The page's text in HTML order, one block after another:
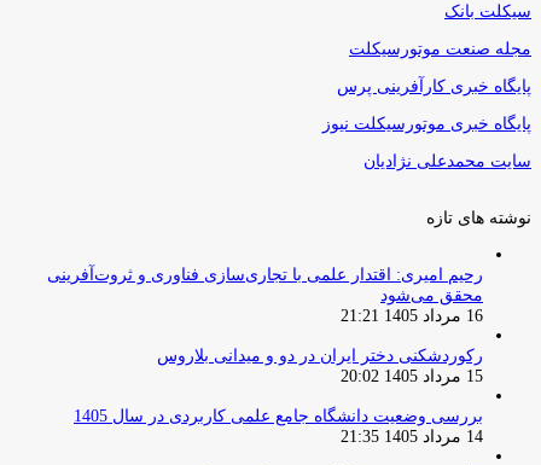
سیکلت بانک
مجله صنعت موتورسیکلت
پایگاه خبری کارآفرینی پرس
پایگاه خبری موتورسیکلت نیوز
سایت محمدعلی نژادیان
نوشته های تازه
رحیم امیری: اقتدار علمی با تجاری‌سازی فناوری و ثروت‌آفرینی
محقق می‌شود
16 مرداد 1405 21:21
رکوردشکنی دختر ایران در دو و میدانی بلاروس
15 مرداد 1405 20:02
بررسی وضعیت دانشگاه جامع علمی کاربردی در سال 1405
14 مرداد 1405 21:35